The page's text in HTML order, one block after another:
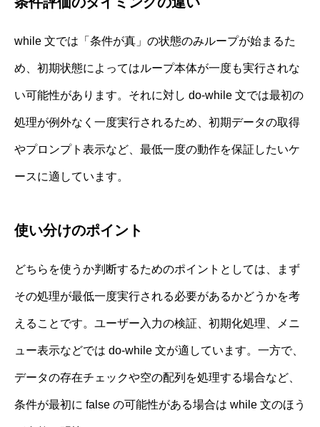
while 文では「条件が真」の状態のみループが始まるた
め、初期状態によってはループ本体が一度も実行されな
い可能性があります。それに対し do-while 文では最初の
処理が例外なく一度実行されるため、初期データの取得
やプロンプト表示など、最低一度の動作を保証したいケ
ースに適しています。
使い分けのポイント
どちらを使うか判断するためのポイントとしては、まず
その処理が最低一度実行される必要があるかどうかを考
えることです。ユーザー入力の検証、初期化処理、メニ
ュー表示などでは do-while 文が適しています。一方で、
データの存在チェックや空の配列を処理する場合など、
条件が最初に false の可能性がある場合は while 文のほう